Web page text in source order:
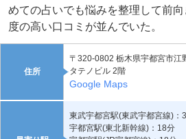
めての占いでも悩みを整理して前
度の高い口コミが並んでいた。
住所
〒320-0802 栃木県宇都宮市江
タテノビル 2階
Google Maps
東武宇都宮駅(東武宇都宮線)：
宇都宮駅(東北新幹線)：18分